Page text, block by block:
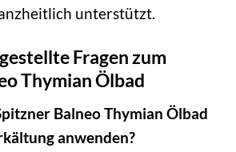
unterstützt.
Fragen zum
Thymian Ölbad
Balneo Thymian Ölbad
anwenden?